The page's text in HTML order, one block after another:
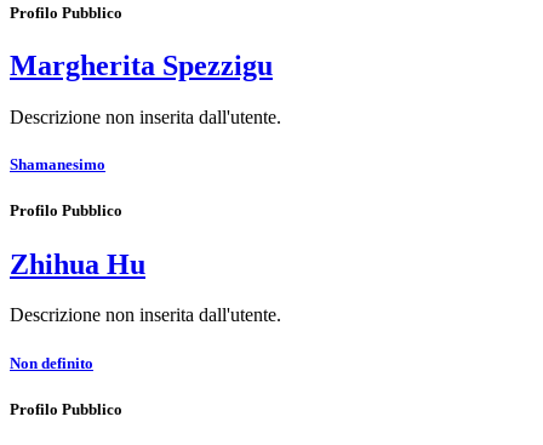
Profilo Pubblico
Margherita Spezzigu
Descrizione non inserita dall'utente.
Shamanesimo
Profilo Pubblico
Zhihua Hu
Descrizione non inserita dall'utente.
Non definito
Profilo Pubblico